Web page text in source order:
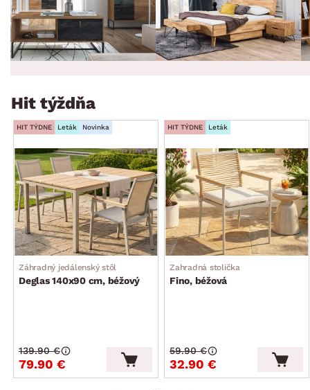
Hit týždňa
HIT TÝDNE Leták Novinka
Záhradný jedálenský stôl
Deglas 140x90 cm, béžový
79.90 €
139.90 €
HIT TÝDNE Leták
Zahradná stolička
Fino, béžová
32.90 €
59.90 €